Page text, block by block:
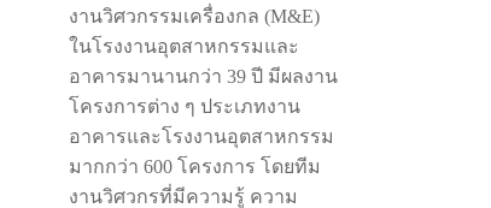
งานวิศวกรรมเครื่องกล (M&E)
ในโรงงานอุตสาหกรรมและ
อาคารมานานกว่า 39 ปี มีผลงาน
โครงการต่าง ๆ ประเภทงาน
อาคารและโรงงานอุตสาหกรรม
มากกว่า 600 โครงการ โดยทีม
งานวิศวกรที่มีความรู้ ความ